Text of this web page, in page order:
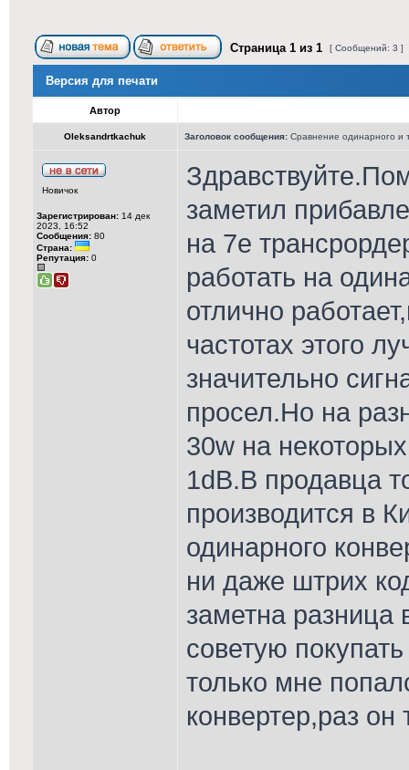
Страница 1 из 1 [ Сообщений: 3 ]
Версия для печати
Автор
Oleksandrtkachuk Заголовок сообщения: Сравнение одинарного и
Новичок
Зарегистрирован: 14 дек
2023, 16:52
Сообщения: 80
Страна:
Репутация: 0
заметил
на 7е
работать на
отлично
частотах этого
значительно
просел.Но на
30w на
1dB.В продавца
производится в
одинарного
ни даже штрих
заметна разница
советую
только мне
конвертер,раз